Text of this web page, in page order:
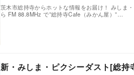
茨木市総持寺からホットな情報をお届け！ みしま
ら FM 88.8MHz で”総持寺Cafe（みかん屋）”…
新・みしま・ピクシーダスト[総持